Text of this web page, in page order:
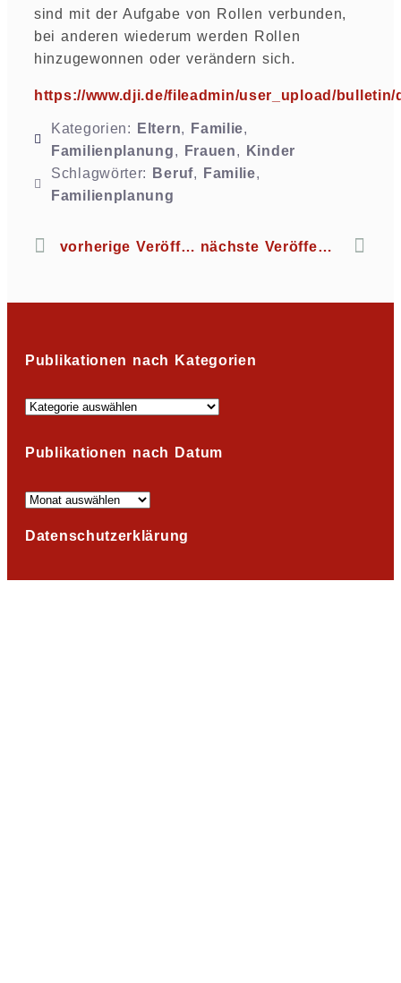
sind mit der Aufgabe von Rollen verbunden,
bei anderen wiederum werden Rollen
hinzugewonnen oder verändern sich.
https://www.dji.de/fileadmin/user_upload/
Kategorien: Eltern, Familie,
Familienplanung, Frauen,
Kinder
Schlagwörter:
Beruf, Familie,
Familienplanung
vorherige Veröffentlichung nächste Veröffentlichung
Publikationen nach Kategorien
Publikationen nach Datum
Datenschutzerklärung